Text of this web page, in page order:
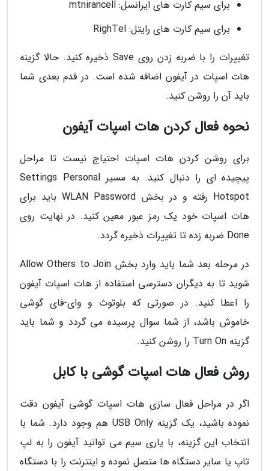
برای سیم کارت های ایرانسل: mtnirancell
برای سیم کارت های رایتل: RighTel
تغییرات را با ضربه زدن روی Save ذخیره کنید. حالا گزینه
هات اسپات در آیفون اضافه شده است. در قدم بعدی شما
باید آن را روشن کنید.
نحوه فعال کردن هات اسپات آیفون
برای روشن کردن هات اسپات احتیاج نیست تا مراحل
پیچیده ای را دنبال کنید. به مسیر Settings Personal
Hotspot رفته و در بخش WLAN Password باید برای
هات اسپات خود یک رمز عبور معین کنید. در نهایت روی
Done ضربه زده تا تغییرات ذخیره گردد.
در مرحله بعد شما باید وارد بخش Allow Others to Join
شوید تا به دیگران دسترسی استفاده از هات اسپات آیفون
را اعطا کنید. در صورتی که بلوتوث و وای-فای گوشی
خاموش باشد، از شما سوال پرسیده می گردد و شما باید
گزینه Turn On را روشن کنید.
روش فعال هات اسپات گوشی با کابل
اگر در مراحل فعال سازی هات اسپات گوشی آیفون دقت
نموده باشید، یک گزینه USB Only هم وجود دارد. شما با
انتخاب این گزینه، با یاری سیم می توانید آیفون را به لپ
تاپ یا سایر دستگاه ها متصل نموده و اینترنت را با دستگاه